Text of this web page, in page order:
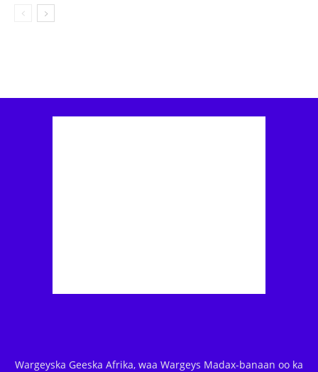
Wargeyska Geeska Afrika, waa Wargeys Madax-banaan oo ka